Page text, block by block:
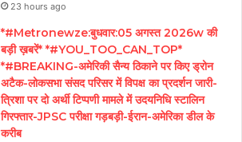
23 hours ago
*#Metronewze:बुधवार:05 अगस्त 2026w की
बड़ी ख़बरें* *#YOU_TOO_CAN_TOP*
*#BREAKING-अमेरिकी सैन्य ठिकाने पर किए ड्रोन
अटैक-लोकसभा संसद परिसर में विपक्ष का प्रदर्शन जारी-
त्रिशा पर दो अर्थी टिप्पणी मामले में उदयनिधि स्टालिन
गिरफ्तार-JPSC परीक्षा गड़बड़ी-ईरान-अमेरिका डील के
करीब